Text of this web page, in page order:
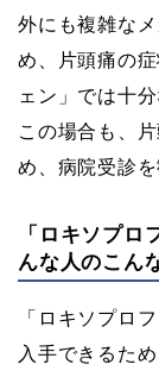
外にも複雑な
め、片頭痛の
ェン」では十
この場合も、
め、病院受診
「ロキソプロ
んな人のこん
「ロキソプロ
入手できるた